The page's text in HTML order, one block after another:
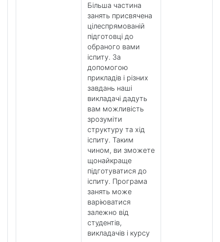
Більша частина
занять присвячена
цілеспрямованій
підготовці до
обраного вами
іспиту. За
допомогою
прикладів і різних
завдань наші
викладачі дадуть
вам можливість
зрозуміти
структуру та хід
іспиту. Таким
чином, ви зможете
щонайкраще
підготуватися до
іспиту. Програма
занять може
варіюватися
залежно від
студентів,
викладачів і курсу